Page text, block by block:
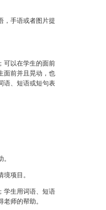
，手语或者图片提
可以在学生的面前
面前并且晃动，也
语、短语或短句表
项目。
学生用词语、短语
师的帮助。